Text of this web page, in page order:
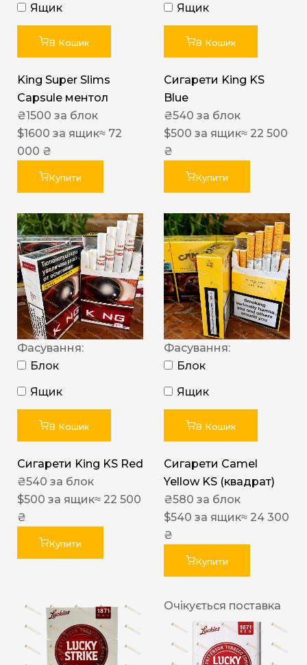
Ящик
В Кошик
King Super Slims
Capsule ментол
₴1500 за блок
$1600 за ящик≈ 72
000 ₴
Купити
Ящик
В Кошик
Сигарети King KS
Blue
₴540 за блок
$500 за ящик≈ 22 500
₴
Купити
Фасування:
Блок
Ящик
В Кошик
Сигарети King KS Red
₴540 за блок
$500 за ящик≈ 22 500
₴
Купити
Фасування:
Блок
Ящик
В Кошик
Сигарети Camel
Yellow KS (квадрат)
₴580 за блок
$540 за ящик≈ 24 300
₴
Купити
Очікується поставка